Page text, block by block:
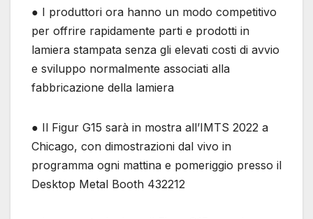
● I produttori ora hanno un modo competitivo
per offrire rapidamente parti e prodotti in
lamiera stampata senza gli elevati costi di avvio
e sviluppo normalmente associati alla
fabbricazione della lamiera
● Il Figur G15 sarà in mostra all’IMTS 2022 a
Chicago, con dimostrazioni dal vivo in
programma ogni mattina e pomeriggio presso il
Desktop Metal Booth 432212